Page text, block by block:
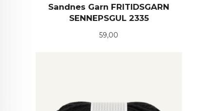
Sandnes Garn FRITIDSGARN
SENNEPSGUL 2335
Pris
59,00